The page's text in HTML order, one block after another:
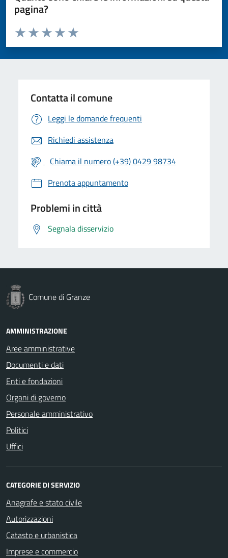
pagina?
Valuta da 1 a 5 stelle la pagina
Valuta 5 stelle su 5
Valuta 4 stelle su 5
Valuta 3 stelle su 5
Valuta 2 stelle su 5
Valuta 1 stelle su 5
Contatta il comune
Leggi le domande frequenti
Richiedi assistenza
Chiama il numero (+39) 0429 98734
Prenota appuntamento
Problemi in città
Segnala disservizio
Comune di Granze
AMMINISTRAZIONE
Aree amministrative
Documenti e dati
Enti e fondazioni
Organi di governo
Personale amministrativo
Politici
Uffici
CATEGORIE DI SERVIZIO
Anagrafe e stato civile
Autorizzazioni
Catasto e urbanistica
Imprese e commercio